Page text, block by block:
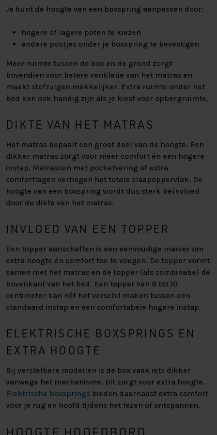
Je kunt de hoogte van een boxspring aanpassen door:
hogere of lagere poten te kiezen
andere pootjes onder je boxspring te bevestigen
Meer ruimte tussen de box en de grond zorgt
bovendien voor betere ventilatie van het matras en
maakt stofzuigen makkelijker. Extra ruimte onder het
bed kan ook handig zijn als je kiest voor opbergruimte.
DIKTE VAN HET MATRAS
Het matras bepaalt een groot deel van de hoogte. Een
dikker matras zorgt voor meer comfort én een hogere
instap. Matrassen met pocketvering of extra
comfortlagen verhogen het totale slaapoppervlak. De
hoogte van een boxspring wordt dus sterk beïnvloed
door de dikte van het matras.
INVLOED VAN EEN TOPPER
Een topper aanschaffen is een eenvoudige manier om
extra hoogte én comfort toe te voegen. De topper vormt
samen met het matras en de topper (als combinatie) de
bovenkant van het bed. Een topper van 8 tot 10
centimeter kan nét het verschil maken tussen een
standaard instap en een comfortabele hogere instap.
ELEKTRISCHE BOXSPRINGS EN
EXTRA HOOGTE
Bij verstelbare modellen is de box vaak iets dikker
vanwege het mechanisme. Dit zorgt voor extra hoogte.
Elektrische boxsprings bieden daarnaast extra comfort
voor je rug en hoofd tijdens het lezen of ontspannen.
HOOGTE HOOFDBORD